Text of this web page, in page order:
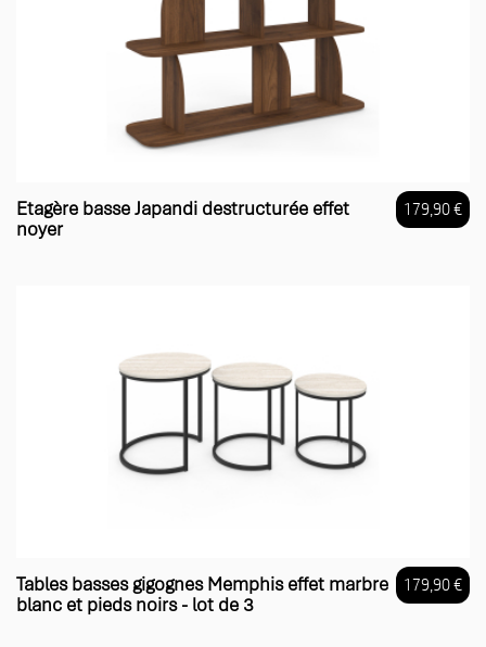
Etagère basse Japandi destructurée effet
noyer
179,90 €
Tables basses gigognes Memphis effet marbre
blanc et pieds noirs - lot de 3
179,90 €